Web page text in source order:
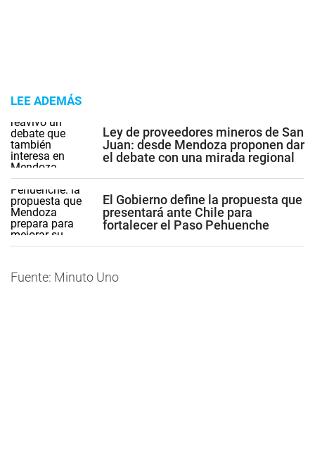
LEE ADEMÁS
Ley de proveedores mineros de San
Juan: desde Mendoza proponen dar
el debate con una mirada regional
El Gobierno define la propuesta que
presentará ante Chile para
fortalecer el Paso Pehuenche
Fuente: Minuto Uno